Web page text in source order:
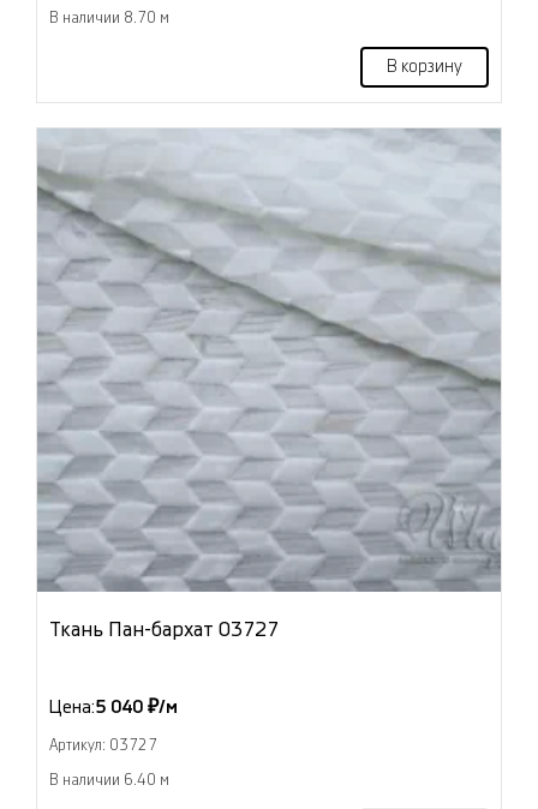
В наличии 8.70 м
В корзину
Ткань Пан-бархат 03727
Цена:5 040 ₽/м
Артикул: 03727
В наличии 6.40 м